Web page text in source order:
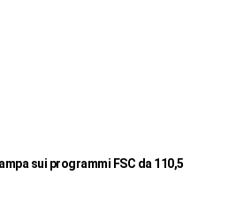
sui programmi FSC da 110,5